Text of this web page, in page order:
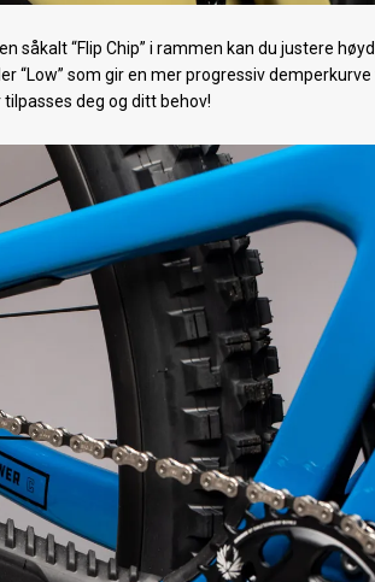
såkalt “Flip Chip” i rammen kan du justere
“Low” som gir en mer progressiv
deg og ditt behov!